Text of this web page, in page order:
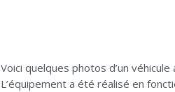
Voici quelques photos d’un
L’équipement a été réalisé en